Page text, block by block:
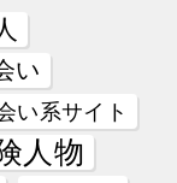
い
い系サイト
人物